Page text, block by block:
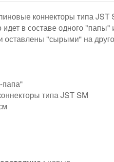
коннекторы типа JST
в составе одного
оставлены "сырыми" на
типа JST SM